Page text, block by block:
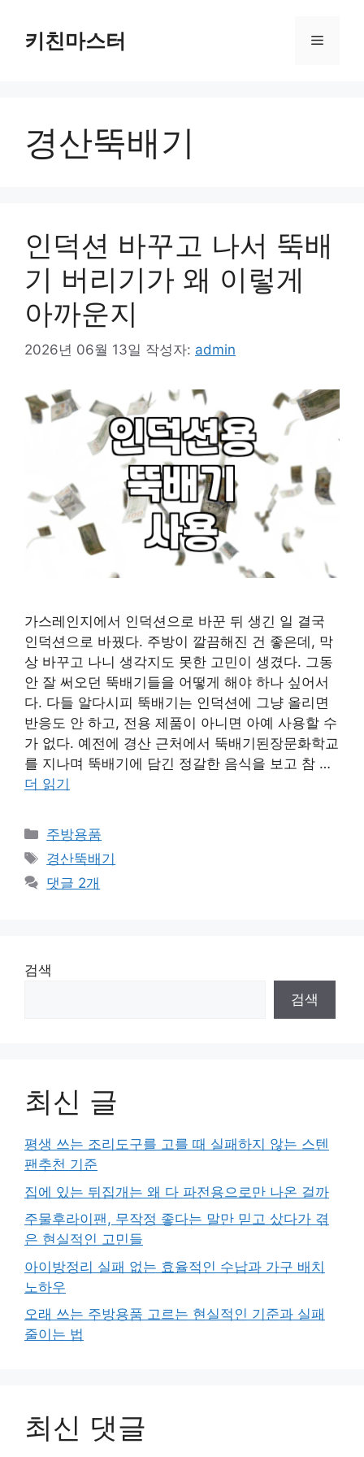
키친마스터 메
경산뚝배기
인덕션 바꾸고 나서 뚝배
기 버리기가 왜 이렇게
아까운지
2026년 06월 13일 작성자: admin
가스레인지에서 인덕션으로 바꾼 뒤 생긴 일 결국
인덕션으로 바꿨다. 주방이 깔끔해진 건 좋은데, 막
상 바꾸고 나니 생각지도 못한 고민이 생겼다. 그동
안 잘 써오던 뚝배기들을 어떻게 해야 하나 싶어서
다. 다들 알다시피 뚝배기는 인덕션에 그냥 올리면
반응도 안 하고, 전용 제품이 아니면 아예 사용할 수
가 없다. 예전에 경산 근처에서 뚝배기된장문화학교
를 지나며 뚝배기에 담긴 정갈한 음식을 보고 참 …
더 읽기
카
테
리
주방용품
태
그
경산뚝배기
댓글 2개
검색
검색
최신 글
평생 쓰는 조리도구를 고를 때 실패하지 않는 스텐
팬추천 기준
집에 있는 뒤집개는 왜 다 파전용으로만 나온 걸까
주물후라이팬, 무작정 좋다는 말만 믿고 샀다가 겪
은 현실적인 고민들
아이방정리 실패 없는 효율적인 수납과 가구 배치
노하우
오래 쓰는 주방용품 고르는 현실적인 기준과 실패
줄이는 법
최신 댓글